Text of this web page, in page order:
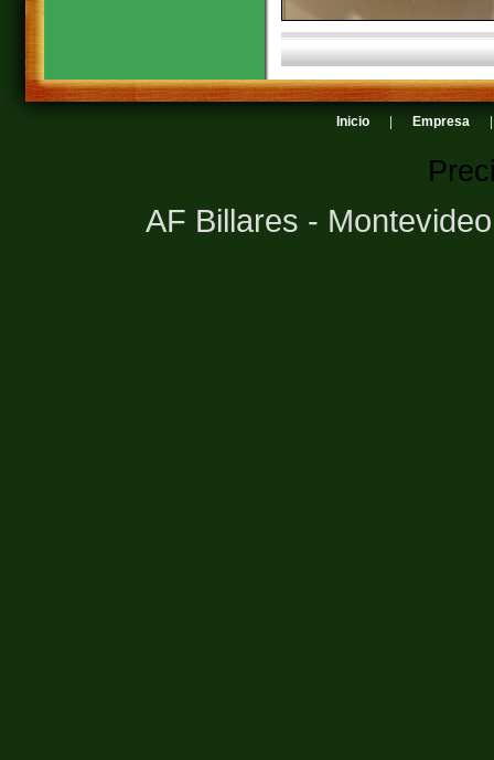
Inicio Empresa
AF Billares -